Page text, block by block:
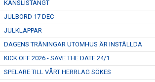
KANSLISTÄNGT
JULBORD 17 DEC
JULKLAPPAR
DAGENS TRÄNINGAR UTOMHUS ÄR INSTÄLLDA
KICK OFF 2026 - SAVE THE DATE 24/1
SPELARE TILL VÅRT HERRLAG SÖKES